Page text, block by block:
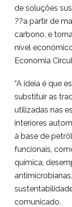
de soluções
??a partir de
carbono, e
nível
Economia
“A ideia é que
substituir as
utilizadas nas
interiores
à base de
funcionais,
química,
comunicado.